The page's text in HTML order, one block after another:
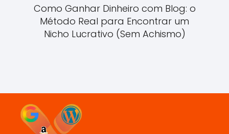
Como Ganhar Dinheiro com Blog: o
Método Real para Encontrar um
Nicho Lucrativo (Sem Achismo)